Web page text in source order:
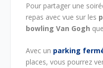
Pour partager une
repas avec vue sur les
bowling Van Gogh
Avec un parking
places, vous pourrez